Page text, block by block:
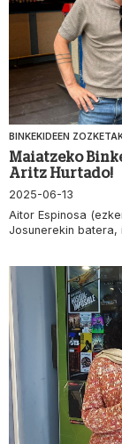
BINKEKIDEEN
Maiatzeko
Aritz Hurtado!
2025-06-13
Aitor Espinosa
Josunerekin batera,